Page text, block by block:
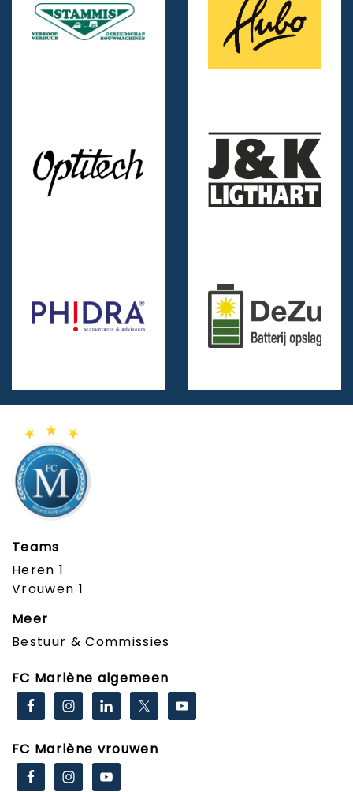
Teams
Heren 1
Vrouwen 1
Meer
Bestuur & Commissies
FC Marlène algemeen
FC Marlène vrouwen